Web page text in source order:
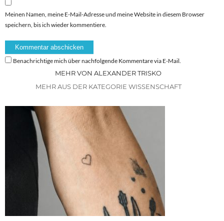
Meinen Namen, meine E-Mail-Adresse und meine Website in diesem Browser
speichern, bis ich wieder kommentiere.
Benachrichtige mich über nachfolgende Kommentare via E-Mail.
MEHR VON ALEXANDER TRISKO
MEHR AUS DER KATEGORIE WISSENSCHAFT